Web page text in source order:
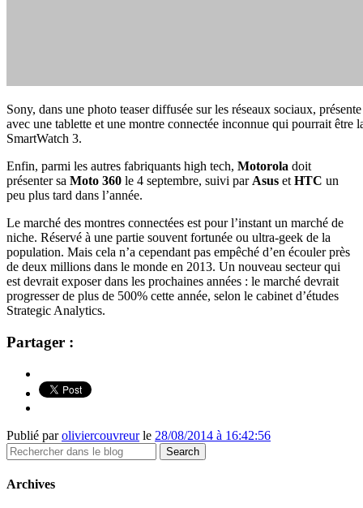
Sony, dans une photo teaser diffusée sur les réseaux sociaux,
avec une tablette et une montre connectée inconnue qui pourrait être
SmartWatch 3.
Enfin, parmi les autres fabriquants high tech, Motorola doit
présenter sa Moto 360 le 4 septembre, suivi par Asus et HTC un
peu plus tard dans l’année.
Le marché des montres connectées est pour l’instant un marché de
niche. Réservé à une partie souvent fortunée ou ultra-geek de la
population. Mais cela n’a cependant pas empêché d’en écouler près
de deux millions dans le monde en 2013. Un nouveau secteur qui
est devrait exposer dans les prochaines années : le marché devrait
progresser de plus de 500% cette année, selon le cabinet d’études
Strategic Analytics.
Partager :
Publié paroliviercouvreurle 28/08/2014 à 16:42:56
Archives